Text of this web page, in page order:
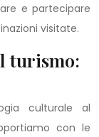
e partecipare
visitate.
turismo:
culturale al
con le